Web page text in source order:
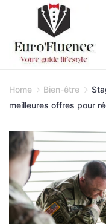
content
Home Bien-être
meilleures offres pour